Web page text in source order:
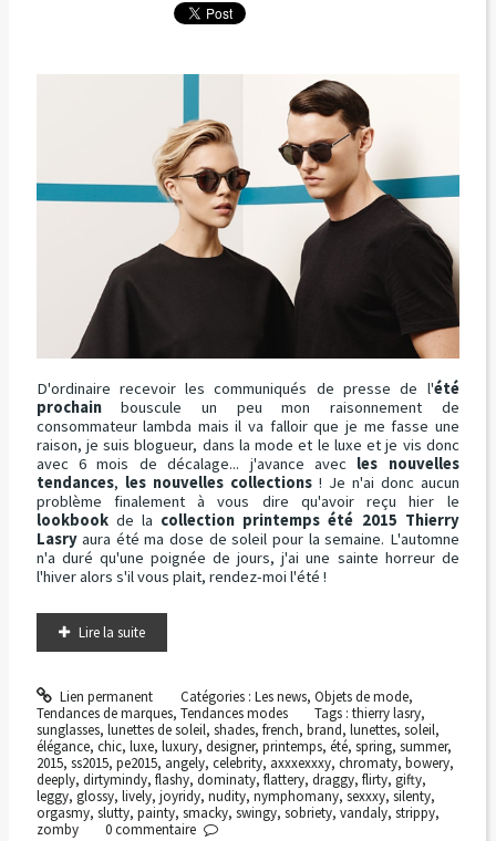
D'ordinaire recevoir les communiqués de presse de l'été
prochainbouscule un peu mon raisonnement de
consommateur lambda mais il va falloir que je me fasse une
raison, je suis blogueur, dans la mode et le luxe et je vis donc
avec 6 mois de décalage... j'avance avec les nouvelles
tendances, les nouvelles collections! Je n'ai donc aucun
problème finalement à vous dire qu'avoir reçu hier le
lookbookde la collection printemps été 2015 Thierry
Lasryaura été ma dose de soleil pour la semaine. L'automne
n'a duré qu'une poignée de jours, j'ai une sainte horreur de
l'hiver alors s'il vous plait, rendez-moi l'été !
Lire la suite
Lien permanent Catégories : Les news, Objets de mode,
Tendances de marques, Tendances modes Tags :thierry lasry,
sunglasses, lunettes de soleil, shades, french, brand, lunettes, soleil,
élégance, chic, luxe, luxury, designer, printemps, été, spring, summer,
2015, ss2015, pe2015, angely, celebrity, axxxexxxy, chromaty, bowery,
deeply, dirtymindy, flashy, dominaty, flattery, draggy, flirty, gifty,
leggy, glossy, lively, joyridy, nudity, nymphomany, sexxxy, silenty,
orgasmy, slutty, painty, smacky, swingy, sobriety, vandaly, strippy,
zomby
0commentaire